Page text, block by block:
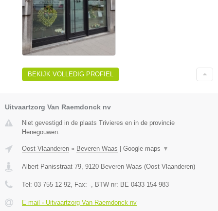
BEKIJK VOLLEDIG PROFIEL
Uitvaartzorg Van Raemdonck nv
Niet gevestigd in de plaats Trivieres en in de provincie
Henegouwen.
Oost-Vlaanderen » Beveren Waas Google maps ▼
Albert Panisstraat 79 9120 Beveren Waas (Oost-Vlaanderen)
Tel: 03 755 12 92 , Fax: - , BTW-nr: BE 0433 154 983
E-mail › Uitvaartzorg Van Raemdonck nv